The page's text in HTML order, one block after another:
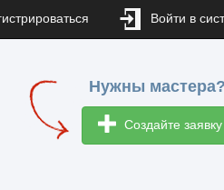
Войти в
Нужны мастера?
Создайте заявку